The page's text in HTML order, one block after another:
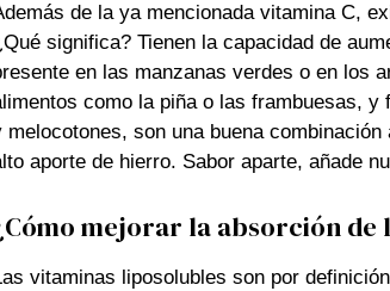
de la ya mencionada vitamina C,
significa? Tienen la capacidad de
en las manzanas verdes o en los
como la piña o las frambuesas, y
melocotones, son una buena
aporte de hierro. Sabor aparte, añade
mejorar la absorción
vitaminas liposolubles son por